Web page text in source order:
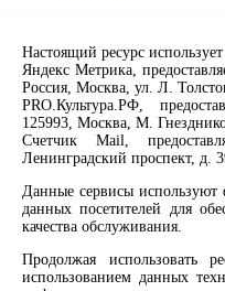
Продлить книгу
Спроси библиотекаря
Спроси краеведа
Оцените качество
Направить обращение
Соцсети
Вконтакте
Одноклассники
Max
Настоящий ресурс
Яндекс Метрика,
Россия, Москва, ул. Л.
PRO.Культура.РФ,
125993, Москва, М.
Счетчик Mail,
Ленинградский проспект, д.
Данные сервисы используют
данных посетителей для
качества обслуживания.
Продолжая использовать
использованием данных